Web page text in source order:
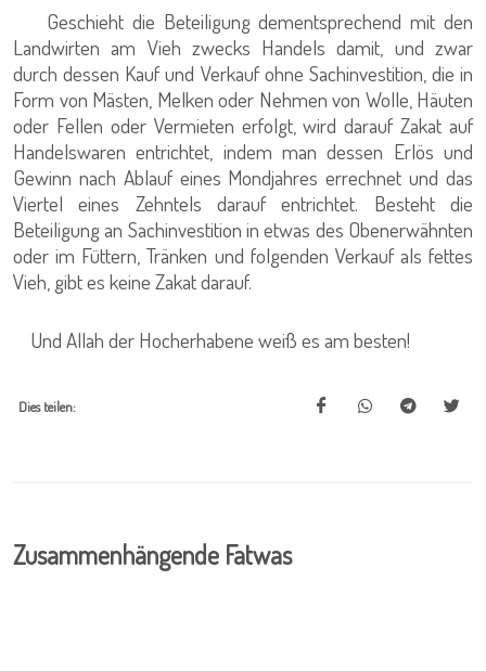
Geschieht die Beteiligung dementsprechend mit den
Landwirten am Vieh zwecks Handels damit, und zwar
durch dessen Kauf und Verkauf ohne Sachinvestition, die in
Form von Mästen, Melken oder Nehmen von Wolle, Häuten
oder Fellen oder Vermieten erfolgt, wird darauf Zakat auf
Handelswaren entrichtet, indem man dessen Erlös und
Gewinn nach Ablauf eines Mondjahres errechnet und das
Viertel eines Zehntels darauf entrichtet. Besteht die
Beteiligung an Sachinvestition in etwas des Obenerwähnten
oder im Füttern, Tränken und folgenden Verkauf als fettes
Vieh, gibt es keine Zakat darauf.
Und Allah der Hocherhabene weiß es am besten!
Dies teilen:
Zusammenhängende Fatwas